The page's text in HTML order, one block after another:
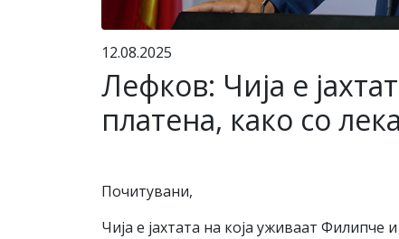
12.08.2025
Лефков: Чија е
платена, како со
Почитувани,
Чија е јахтата на која уживаат Филипче